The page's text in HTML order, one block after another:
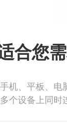
合您
机、平板、电
个设备上同时